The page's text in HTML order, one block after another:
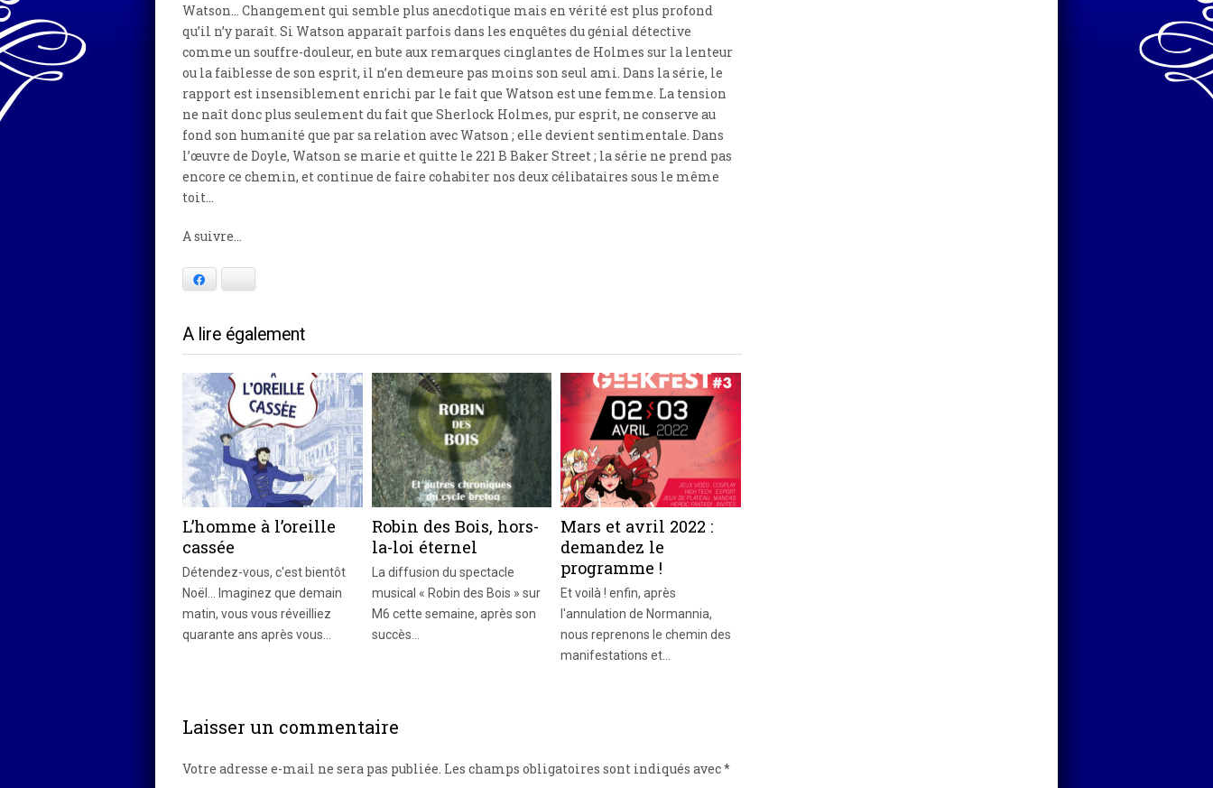
Watson… Changement qui semble plus anecdotique mais en vérité est plus profond
qu’il n’y paraît. Si Watson apparaît parfois dans les enquêtes du génial détective
comme un souffre-douleur, en bute aux remarques cinglantes de Holmes sur la lenteur
ou la faiblesse de son esprit, il n’en demeure pas moins son seul ami. Dans la série, le
rapport est insensiblement enrichi par le fait que Watson est une femme. La tension
ne naît donc plus seulement du fait que Sherlock Holmes, pur esprit, ne conserve au
fond son humanité que par sa relation avec Watson ; elle devient sentimentale. Dans
l’œuvre de Doyle, Watson se marie et quitte le 221 B Baker Street ; la série ne prend pas
encore ce chemin, et continue de faire cohabiter nos deux célibataires sous le même
toit…
A suivre…
A lire également
L’homme à l’oreille
cassée
Détendez-vous, c'est bientôt
Noël... Imaginez que demain
matin, vous vous réveilliez
quarante ans après vous…
Robin des Bois, hors-
la-loi éternel
La diffusion du spectacle
musical « Robin des Bois » sur
M6 cette semaine, après son
succès…
Mars et avril 2022 :
demandez le
programme !
Et voilà ! enfin, après
l'annulation de Normannia,
nous reprenons le chemin des
manifestations et…
Laisser un commentaire
Votre adresse e-mail ne sera pas publiée. Les champs obligatoires sont indiqués avec*